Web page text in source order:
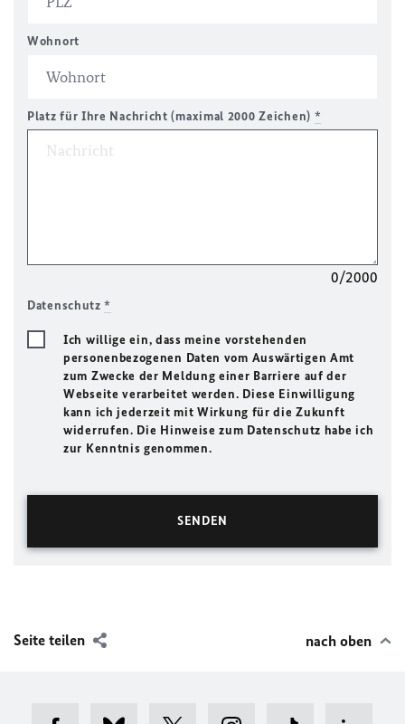
Wohnort
Platz für Ihre Nachricht (maximal 2000 Zeichen) *
0/2000
Datenschutz*
Ich willige ein, dass meine vorstehenden
personenbezogenen Daten vom Auswärtigen Amt
zum Zwecke der Meldung einer Barriere auf der
Webseite verarbeitet werden. Diese Einwilligung
kann ich jederzeit mit Wirkung für die Zukunft
widerrufen. Die Hinweise zum Datenschutz habe ich
zur Kenntnis genommen.
Seite teilen nach oben